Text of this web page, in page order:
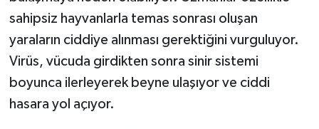
sahipsiz hayvanlarla temas sonrası oluşan
yaraların ciddiye alınması gerektiğini vurguluyor.
Virüs, vücuda girdikten sonra sinir sistemi
boyunca ilerleyerek beyne ulaşıyor ve ciddi
hasara yol açıyor.